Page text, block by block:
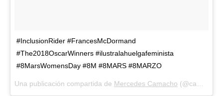
#InclusionRider #FrancesMcDormand
#The2018OscarWinners #ilustralahuelgafeminista
#8MarsWomensDay #8M #8MARS #8MARZO
Una publicación compartida de Mercedes Camacho (@camacho_mercedes) el